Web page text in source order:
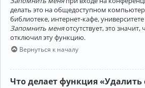
делать это на общедоступном
библиотеке, интернет-кафе, университете
Запомнить меняотсутствует, это
отключил эту функцию.
Вернуться к началу
Что делает функция «Удалить